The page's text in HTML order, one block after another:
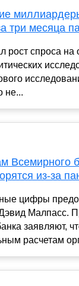
три месяца
рост спроса на
не...
Всемирного
из-за
цифры
Малпасс.
заявляют,
расчетам